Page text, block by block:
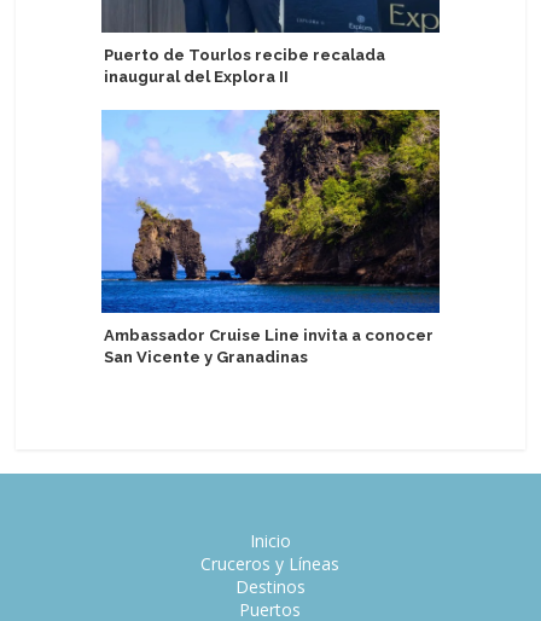
Puerto de Tourlos recibe recalada
inaugural del Explora II
Ambassador Cruise Line invita a conocer
San Vicente y Granadinas
Inicio
Cruceros y Líneas
Destinos
Puertos